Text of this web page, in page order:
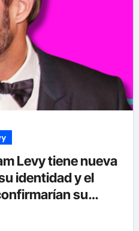
Levy tiene nueva
identidad y el
su